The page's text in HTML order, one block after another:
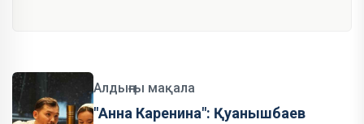
Алдыңғы мақала
"Анна Каренина": Қуанышбаев